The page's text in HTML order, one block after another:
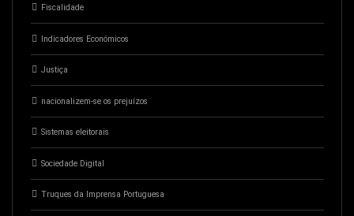
Fiscalidade
Indicadores Económicos
Justiça
nacionalizem-se os prejuízos
Sistemas eleitorais
Sociedade Digital
Truques da Imprensa Portuguesa